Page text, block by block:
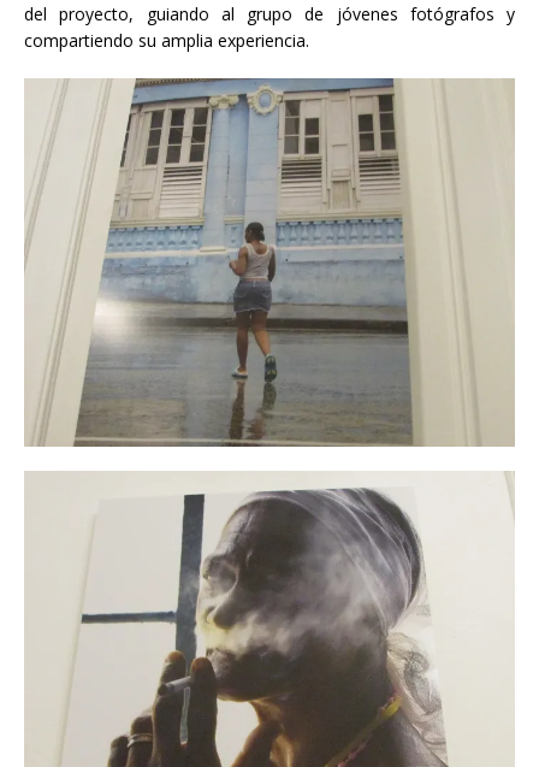
del proyecto, guiando al grupo de jóvenes fotógrafos y
compartiendo su amplia experiencia.